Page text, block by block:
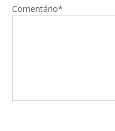
Comentário*